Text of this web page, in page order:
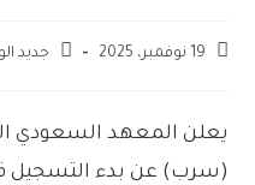
19 نوفمبر، 2025 جديد
يعلن المعهد السعودي
(سرب) عن بدء التسجيل